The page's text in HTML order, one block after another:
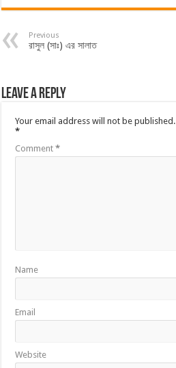
Previous
রাসুল (সাঃ) এর সালাত
Leave a Reply
Your email address will not be published.
*
Comment*
Name
Email
Website